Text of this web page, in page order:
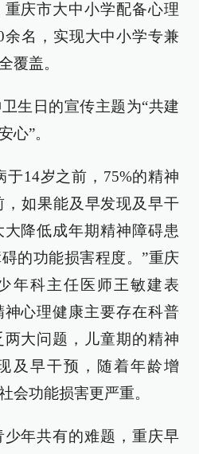
庆市大中小学配备心理
余名，实现大中小学专兼
覆盖。
生日的宣传主题为“共建
心”。
于14岁之前，75%的精神
，如果能及早发现及早干
降低成年期精神障碍患
的功能损害程度。”重庆
年科主任医师王敏建表
心理健康主要存在科普
大问题，儿童期的精神
及早干预，随着年龄增
会功能损害更严重。
年共有的难题，重庆早